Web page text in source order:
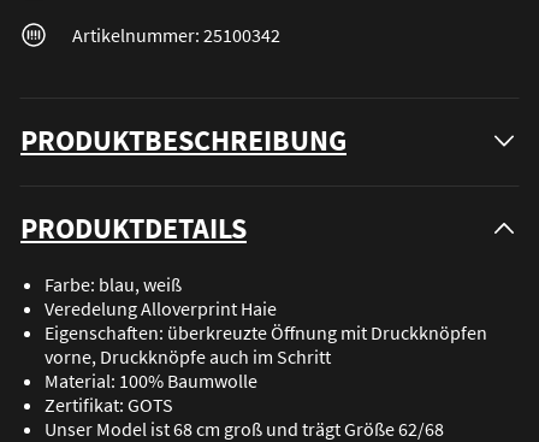
Artikelnummer: 25100342
PRODUKTBESCHREIBUNG
PRODUKTDETAILS
Farbe: blau, weiß
Veredelung Alloverprint Haie
Eigenschaften: überkreuzte Öffnung mit Druckknöpfen
vorne, Druckknöpfe auch im Schritt
Material: 100% Baumwolle
Zertifikat: GOTS
Unser Model ist 68 cm groß und trägt Größe 62/68